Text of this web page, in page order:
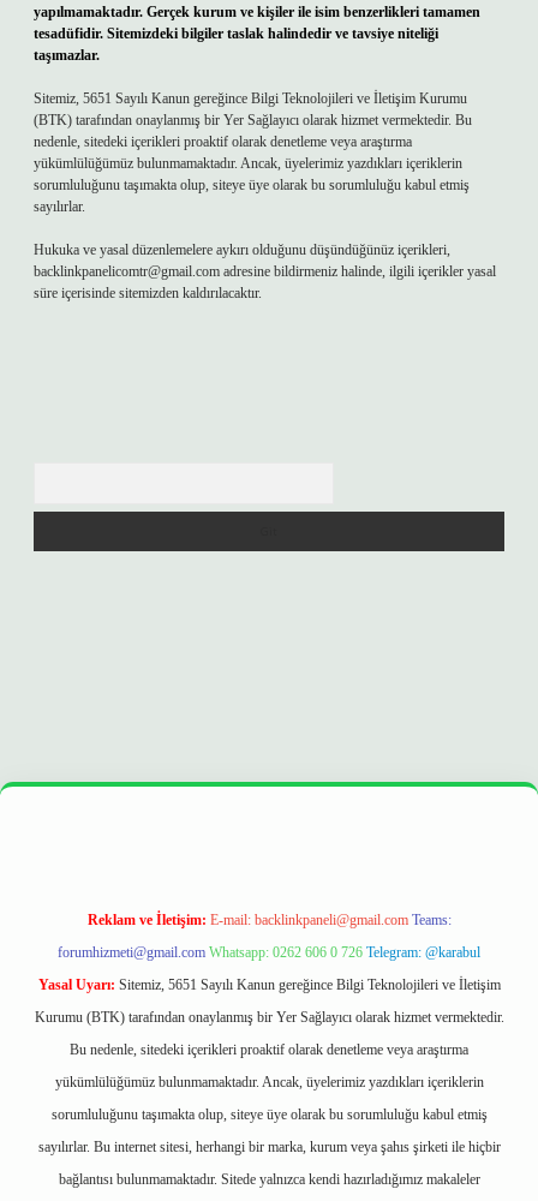
yapılmamaktadır. Gerçek kurum ve kişiler ile isim benzerlikleri tamamen
tesadüfidir. Sitemizdeki bilgiler taslak halindedir ve tavsiye niteliği
taşımazlar.
Sitemiz, 5651 Sayılı Kanun gereğince Bilgi Teknolojileri ve İletişim Kurumu
(BTK) tarafından onaylanmış bir Yer Sağlayıcı olarak hizmet vermektedir. Bu
nedenle, sitedeki içerikleri proaktif olarak denetleme veya araştırma
yükümlülüğümüz bulunmamaktadır. Ancak, üyelerimiz yazdıkları içeriklerin
sorumluluğunu taşımakta olup, siteye üye olarak bu sorumluluğu kabul etmiş
sayılırlar.
Hukuka ve yasal düzenlemelere aykırı olduğunu düşündüğünüz içerikleri,
backlinkpanelicomtr@gmail.com adresine bildirmeniz halinde, ilgili içerikler yasal
süre içerisinde sitemizden kaldırılacaktır.
betilbetgir.netbetexperhttps://betexpergir.net/
Reklam ve İletişim: E-mail: backlinkpaneli@gmail.com Teams:
forumhizmeti@gmail.com Whatsapp: 0262 606 0 726 Telegram: @karabul
Yasal Uyarı: Sitemiz, 5651 Sayılı Kanun gereğince Bilgi Teknolojileri ve İletişim
Kurumu (BTK) tarafından onaylanmış bir Yer Sağlayıcı olarak hizmet vermektedir.
Bu nedenle, sitedeki içerikleri proaktif olarak denetleme veya araştırma
yükümlülüğümüz bulunmamaktadır. Ancak, üyelerimiz yazdıkları içeriklerin
sorumluluğunu taşımakta olup, siteye üye olarak bu sorumluluğu kabul etmiş
sayılırlar. Bu internet sitesi, herhangi bir marka, kurum veya şahıs şirketi ile hiçbir
bağlantısı bulunmamaktadır. Sitede yalnızca kendi hazırladığımız makaleler